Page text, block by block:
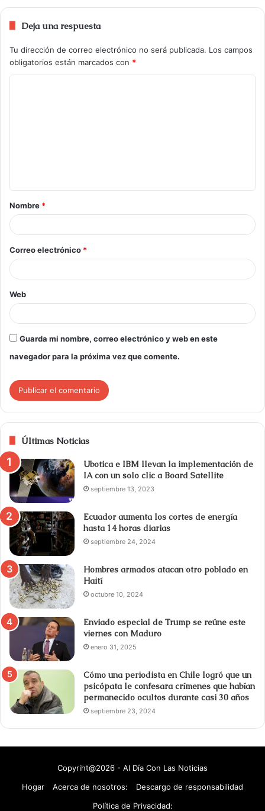
Deja una respuesta
Tu dirección de correo electrónico no será publicada. Los campos
obligatorios están marcados con *
Nombre *
Correo electrónico *
Web
Guarda mi nombre, correo electrónico y web en este
navegador para la próxima vez que comente.
Últimas Noticias
Ubotica e IBM llevan la implementación de
IA con un solo clic a Board Satellite
septiembre 13, 2023
Ecuador aumenta los cortes de energía
hasta 14 horas diarias
septiembre 24, 2024
Hombres armados atacan otro poblado en
Haití
octubre 10, 2024
Enviado especial de Trump se reúne este
viernes con Maduro
enero 31, 2025
Cómo una periodista en Chile logró que un
psicópata le confesara crímenes que habían
permanecido ocultos durante casi 30 años
septiembre 23, 2024
Copyriht@2026 - Al Día Con Las Noticias
Hogar
Acerca de nosotros:
Descargo de responsabilidad
Política de Privacidad: